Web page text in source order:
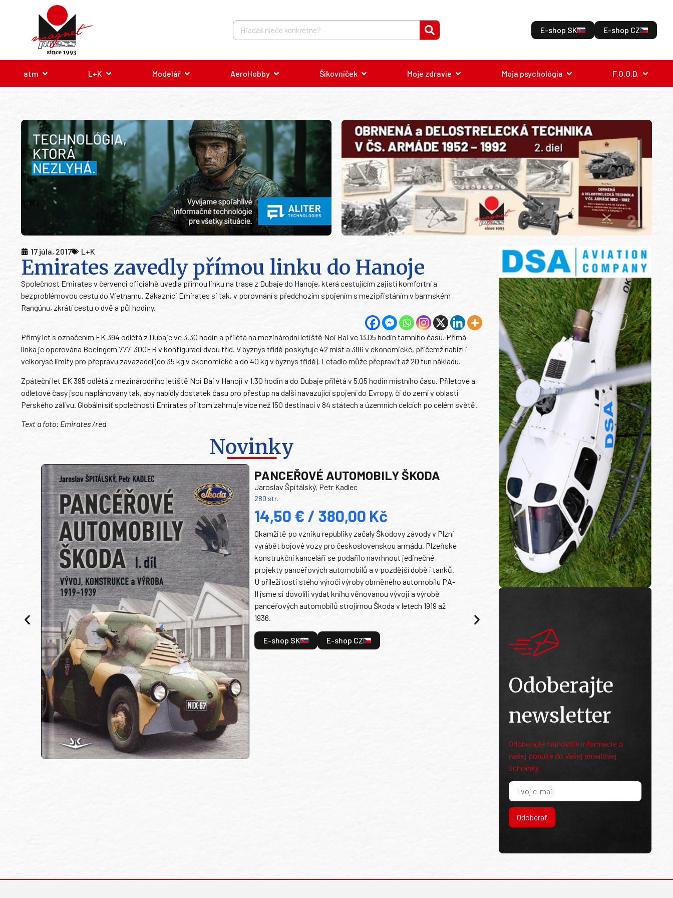
E-shop SK E-shop CZ
atm L+K Modelář AeroHobby Šikovníček Moje zdravie Moja psychológia F.O.O.D.
17 júla, 2017 L+K
Emirates zavedly přímou linku do Hanoje
Společnost Emirates v červenci oficiálně uvedla přímou linku na trase z Dubaje do Hanoje, která cestujícím zajistí komfortní a
bezproblémovou cestu do Vietnamu. Zákazníci Emirates si tak, v porovnání s předchozím spojením s mezipřistáním v barmském
Rangúnu, zkrátí cestu o dvě a půl hodiny.
Přímý let s označením EK 394 odlétá z Dubaje ve 3.30 hodin a přilétá na mezinárodní letiště Noi Bai ve 13.05 hodin tamního času. Přímá
linka je operována Boeingem 777-300ER v konfiguraci dvou tříd. V byznys třídě poskytuje 42 míst a 386 v ekonomické, přičemž nabízí i
velkorysé limity pro přepravu zavazadel (do 35 kg v ekonomické a do 40 kg v byznys třídě). Letadlo může přepravit až 20 tun nákladu.
Zpáteční let EK 395 odlétá z mezinárodního letiště Noi Bai v Hanoji v 1.30 hodin a do Dubaje přilétá v 5.05 hodin místního času. Příletové a
odletové časy jsou naplánovány tak, aby nabídly dostatek času pro přestup na další navazující spojení do Evropy, či do zemí v oblasti
Perského zálivu. Globální síť společnosti Emirates přitom zahrnuje více než 150 destinací v 84 státech a územních celcích po celém světě.
Text a foto: Emirates /red
Novinky
PANCEŘOVÉ AUTOMOBILY ŠKODA
Jaroslav Špitálský, Petr Kadlec
280 str.
14,50 € / 380,00 Kč
Okamžitě po vzniku republiky začaly Škodovy závody v Plzni
vyrábět bojové vozy pro československou armádu. Plzeňské
konstrukční kanceláři se podařilo navrhnout jedinečné
projekty pancéřových automobilů a v pozdější době i tanků.
U příležitosti stého výročí výroby obrněného automobilu PA-
II jsme si dovolili vydat knihu věnovanou vývoji a výrobě
pancéřových automobilů strojírnou Škoda v letech 1919 až
1936.
E-shop SK E-shop CZ
Odoberajte
newsletter
Odoberajte najnovšie informácie o
našej ponuke do Vašej emailovej
schránky.
Odoberať